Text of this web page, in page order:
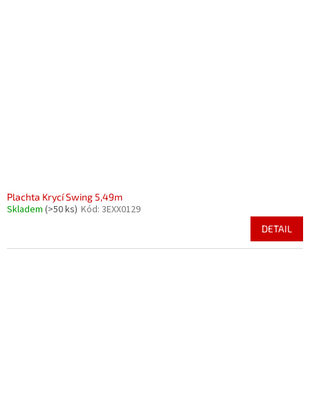
Plachta Krycí Swing 5,49m
Skladem (>50 ks) Kód: 3EXX0129
DETAIL